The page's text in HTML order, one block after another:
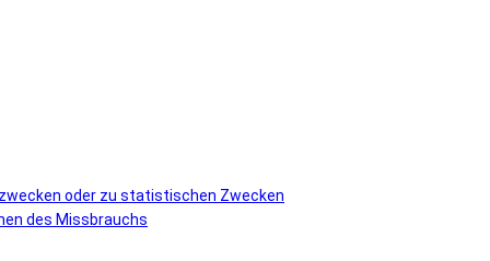
oder zu statistischen Zwecken
des Missbrauchs